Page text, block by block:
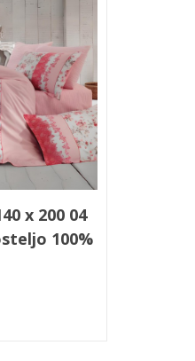
Hitri ogled
x 200 04
100%